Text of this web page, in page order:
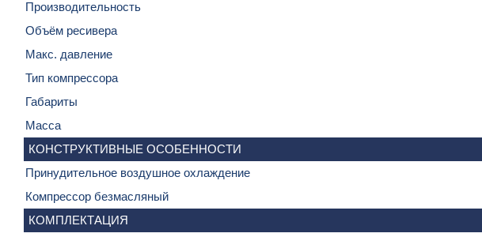
Производительность
Объём ресивера
Макс. давление
Тип компрессора
Габариты
Масса
КОНСТРУКТИВНЫЕ ОСОБЕННОСТИ
Принудительное воздушное охлаждение
Компрессор безмасляный
КОМПЛЕКТАЦИЯ